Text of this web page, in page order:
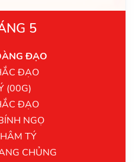
5
ĐẠO
ĐẠO
(00G)
ĐẠO
NGỌ
TÝ
CHỦNG